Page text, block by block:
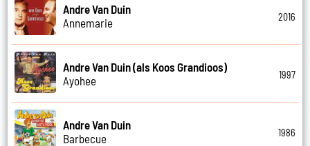
Andre Van Duin
Annemarie
2016
Andre Van Duin (als Koos Grandioos)
Ayohee
1997
Andre Van Duin
Barbecue
1986